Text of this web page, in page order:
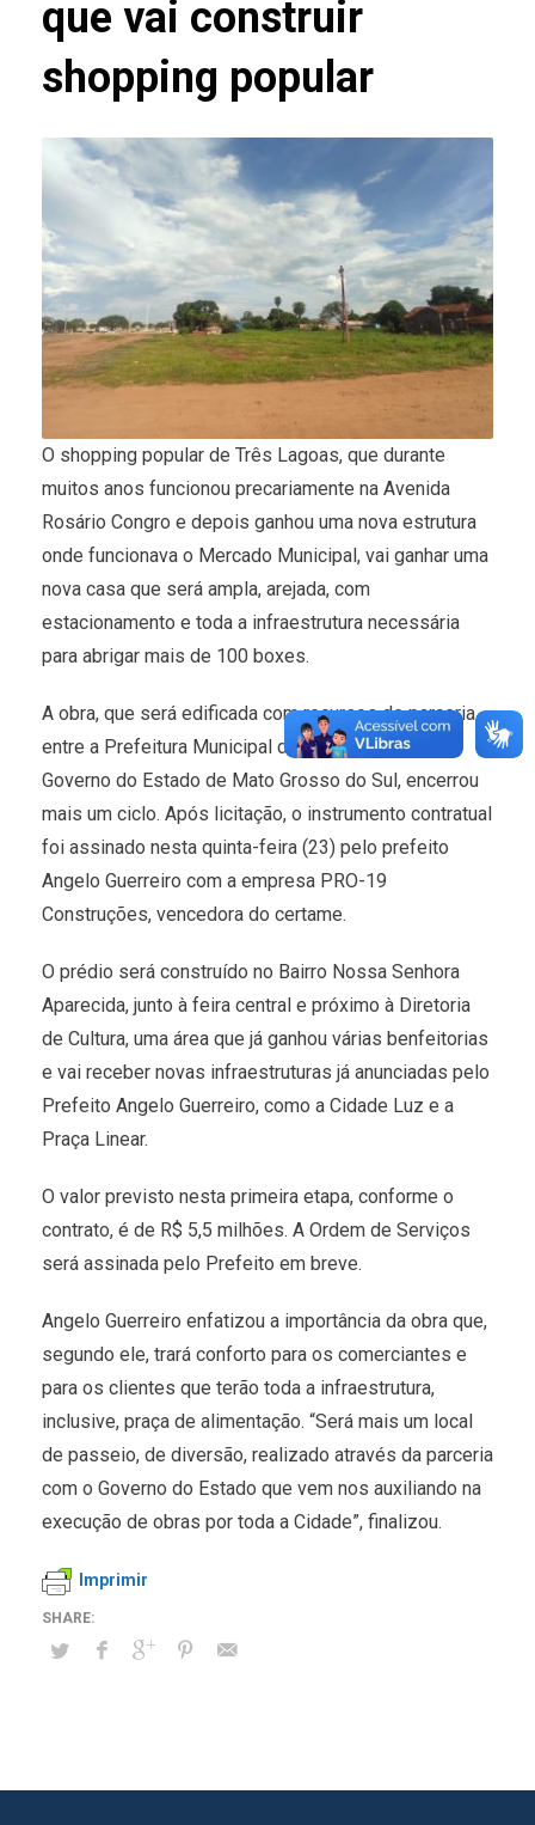
que vai construir
shopping popular
O shopping popular de Três Lagoas, que durante
muitos anos funcionou precariamente na Avenida
Rosário Congro e depois ganhou uma nova estrutura
onde funcionava o Mercado Municipal, vai ganhar uma
nova casa que será ampla, arejada, com
estacionamento e toda a infraestrutura necessária
para abrigar mais de 100 boxes.
A obra, que será edificada com recursos de parceria
entre a Prefeitura Municipal de Três Lagoas e o
Governo do Estado de Mato Grosso do Sul, encerrou
mais um ciclo. Após licitação, o instrumento contratual
foi assinado nesta quinta-feira (23) pelo prefeito
Angelo Guerreiro com a empresa PRO-19
Construções, vencedora do certame.
O prédio será construído no Bairro Nossa Senhora
Aparecida, junto à feira central e próximo à Diretoria
de Cultura, uma área que já ganhou várias benfeitorias
e vai receber novas infraestruturas já anunciadas pelo
Prefeito Angelo Guerreiro, como a Cidade Luz e a
Praça Linear.
O valor previsto nesta primeira etapa, conforme o
contrato, é de R$ 5,5 milhões. A Ordem de Serviços
será assinada pelo Prefeito em breve.
Angelo Guerreiro enfatizou a importância da obra que,
segundo ele, trará conforto para os comerciantes e
para os clientes que terão toda a infraestrutura,
inclusive, praça de alimentação. “Será mais um local
de passeio, de diversão, realizado através da parceria
com o Governo do Estado que vem nos auxiliando na
execução de obras por toda a Cidade”, finalizou.
Imprimir